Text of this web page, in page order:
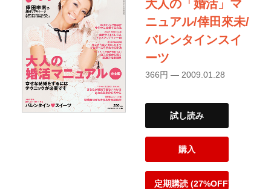
大人の「婚活」マ
ニュアル/倖田來未/
バレンタインスイ
ーツ
366円 — 2009.01.28
試し読み
購入
定期購読 (27%OFF)